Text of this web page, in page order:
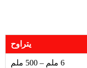
يتراوح
6 ملم – 500 ملم